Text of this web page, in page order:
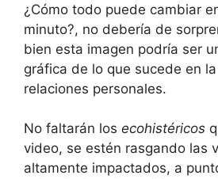
¿Cómo todo puede cambiar
minuto?, no debería de
bien esta imagen podría ser
gráfica de lo que sucede en
relaciones personales.
No faltarán los ecohistéricos
video, se estén rasgando las
altamente impactados, a